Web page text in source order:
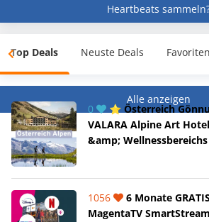
Heartbeats
Top Deals Neuste Deals Favoriten
Alle anzeigen
0
⭐ Österreich
VALARA Alpine Art
&amp;
1056
6 Monate
MagentaTV